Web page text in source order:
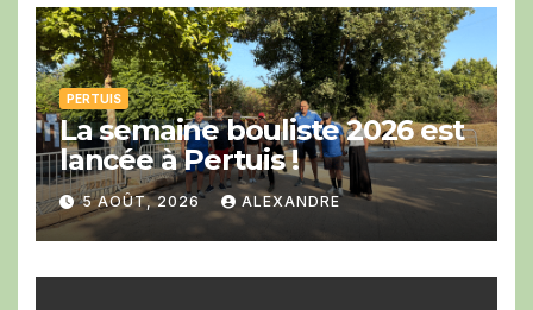
PERTUIS
La semaine bouliste 2026 est
lancée à Pertuis !
5 AOÛT, 2026 ALEXANDRE